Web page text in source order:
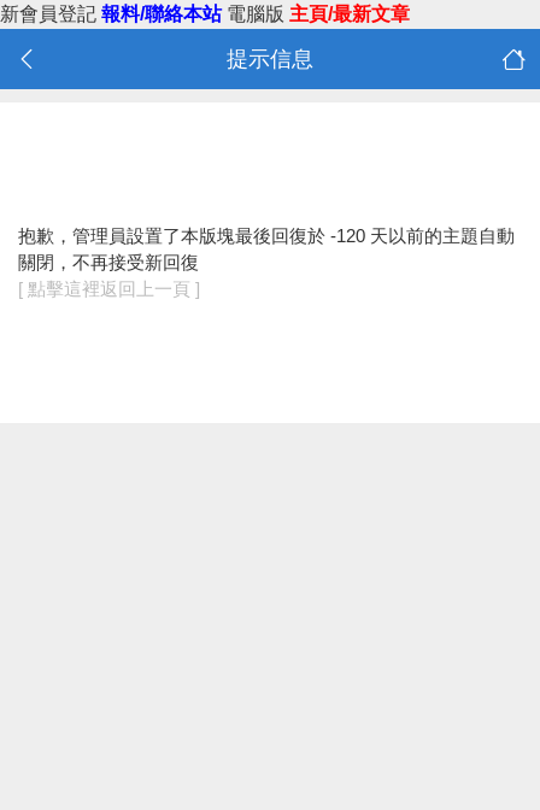
新會員登記 報料/聯絡本站 電腦版 主頁/最新文章
提示信息
抱歉，管理員設置了本版塊最後回復於 -120 天以前的主題自動
關閉，不再接受新回復
[ 點擊這裡返回上一頁 ]